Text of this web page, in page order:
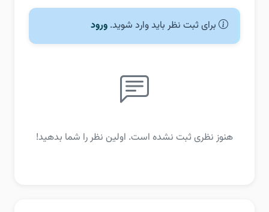
برای ثبت نظر باید وارد شوید. ورود
هنوز نظری ثبت نشده است. اولین نظر را شما بدهید!